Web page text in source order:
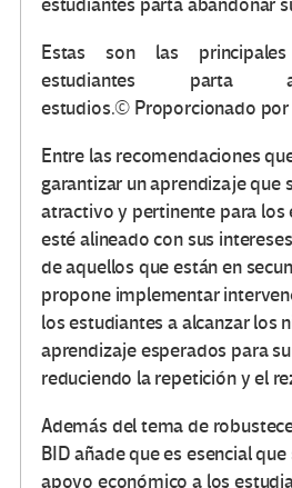
Estas son las
estudiantes parta
estudios.© Proporcionado por
Entre las recomendaciones
garantizar un aprendizaje que
atractivo y pertinente para los
esté alineado con sus
de aquellos que están en
propone implementar
los estudiantes a alcanzar los
aprendizaje esperados para
reduciendo la repetición y el
Además del tema de
BID añade que es esencial
apoyo económico a los